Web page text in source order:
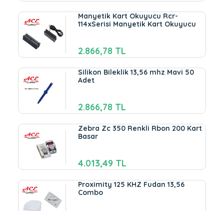
Manyetik Kart Okuyucu Rcr-
114xSerisi Manyetik Kart Okuyucu
2.866,78 TL
Silikon Bileklik 13,56 mhz Mavi 50
Adet
2.866,78 TL
Zebra Zc 350 Renkli Rbon 200 Kart
Basar
4.013,49 TL
Proximity 125 KHZ Fudan 13,56
Combo